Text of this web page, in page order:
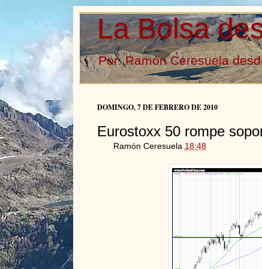
La Bolsa
Por: Ramón Ceresuela
DOMINGO, 7 DE FEBRERO DE 2010
Eurostoxx 50 rompe
Ramón Ceresuela 18:48